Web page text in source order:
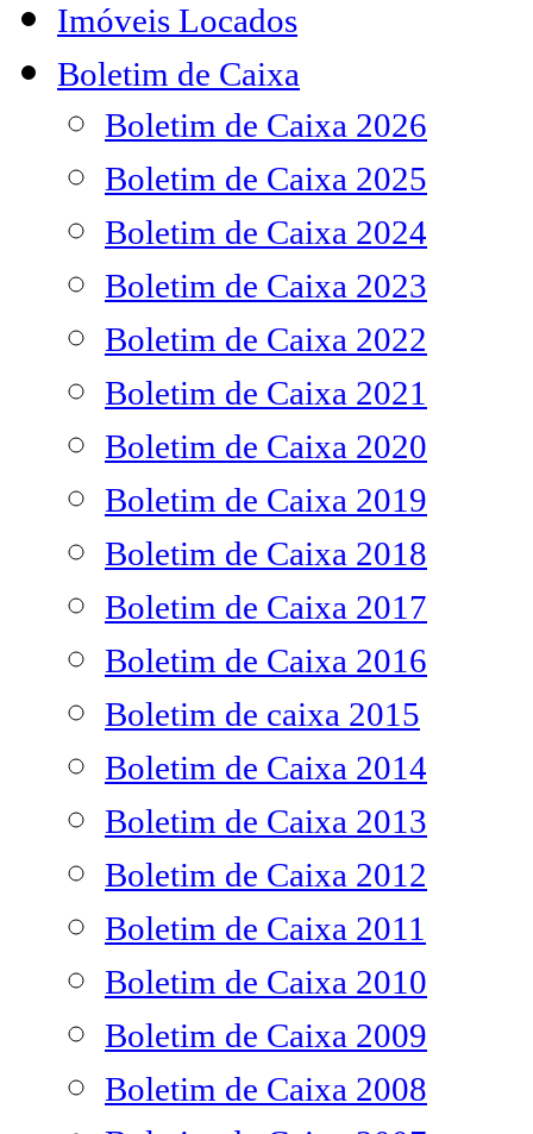
Imóveis Locados
Boletim de Caixa
Boletim de Caixa 2026
Boletim de Caixa 2025
Boletim de Caixa 2024
Boletim de Caixa 2023
Boletim de Caixa 2022
Boletim de Caixa 2021
Boletim de Caixa 2020
Boletim de Caixa 2019
Boletim de Caixa 2018
Boletim de Caixa 2017
Boletim de Caixa 2016
Boletim de caixa 2015
Boletim de Caixa 2014
Boletim de Caixa 2013
Boletim de Caixa 2012
Boletim de Caixa 2011
Boletim de Caixa 2010
Boletim de Caixa 2009
Boletim de Caixa 2008